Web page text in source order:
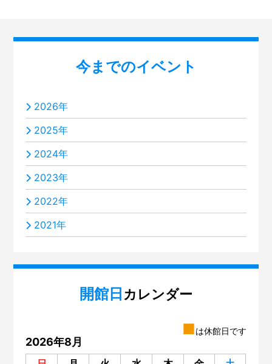
今までのイベント
2026年
2025年
2024年
2023年
2022年
2021年
開館日 カレンダー
■は休館日です
2026年8月